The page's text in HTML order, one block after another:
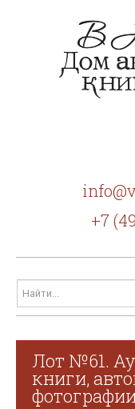
+7
Лот №61.
книги,